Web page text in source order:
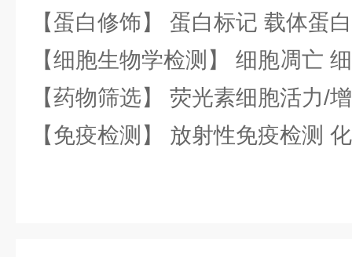
【蛋白修饰】 蛋白标记 载体蛋
【细胞生物学检测】 细胞凋亡
【药物筛选】 荧光素细胞活力/
【免疫检测】 放射性免疫检测